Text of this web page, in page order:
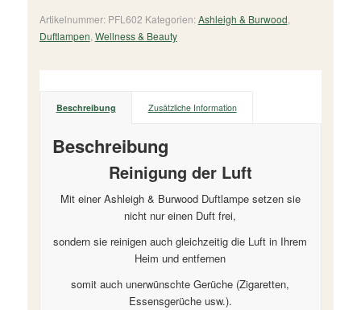
Artikelnummer: PFL602 Kategorien:Ashleigh & Burwood
Duftlampen Wellness & Beauty
Beschreibung Zusätzliche Information
Beschreibung
Reinigung der Luft
Mit einer Ashleigh & Burwood Duftlampe setzen sie
nicht nur einen Duft frei,
sondern sie reinigen auch gleichzeitig die Luft in Ihrem
Heim und entfernen
somit auch unerwünschte Gerüche (Zigaretten,
Essensgerüche usw.).